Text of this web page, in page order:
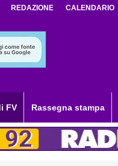
REDAZIONE CALENDARIO
FV Rassegna stampa